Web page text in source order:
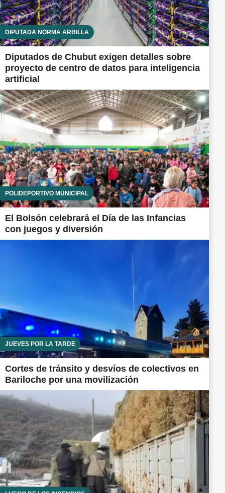
DIPUTADA NORMA ARBILLA
Diputados de Chubut exigen detalles sobre
proyecto de centro de datos para inteligencia
artificial
POLIDEPORTIVO MUNICIPAL
El Bolsón celebrará el Día de las Infancias
con juegos y diversión
JUEVES POR LA TARDE
Cortes de tránsito y desvíos de colectivos en
Bariloche por una movilización